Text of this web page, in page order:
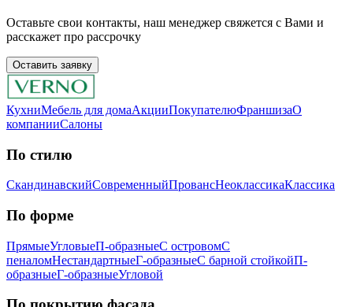
Ocтaвьтe cвoи кoнтaкты, нaш мeнeджep cвяжeтcя c Вaми и
расскажет про рассрочку
Оставить заявку
КухниМебель для домаАкцииПокупателюФраншизаО
компанииСалоны
По стилю
СкандинавскийСовременныйПровансНеоклассикаКлассика
Пo фopмe
ПрямыеУгловыеП-образныеС островомС
пеналомНестандартныеГ-образныеС барной стойкойП-
образныеГ-образныеУгловой